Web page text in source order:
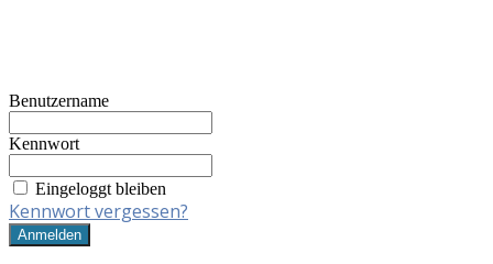
Benutzername
Kennwort
Eingeloggt bleiben
Kennwort vergessen?